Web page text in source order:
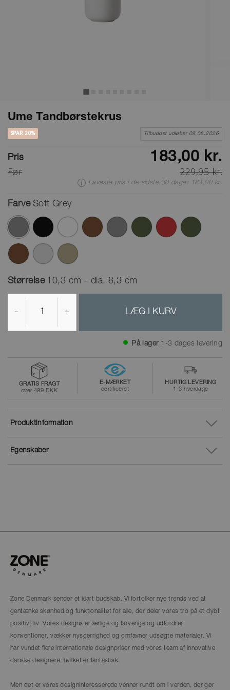
Ume Tandbørstekrus
SPAR 20% Tilbuddet udløber 09.08.2026
Pris 183,00 kr.
Før 229,95 kr.
Laveste pris i de sidste 30 dage: 183,00 kr.
Farve Soft Grey
valgte
Størrelse 10,3 cm - dia. 8,3 cm
- + LÆG I KURV
På lager 1-3 dages levering
GRATIS FRAGT
over 499 DKK
E-MÆRKET
certificeret
HURTIG LEVERING
1-3 hverdage
Egenskaber
Produktinformation
Zone Denmark sender et klart budskab. Vi fortolker nye trends ved at
gentænke skønhed og funktionalitet for alle, der deler vores tro på et dybt
positivt liv. Vores designs er ærlige og farverige og udfordrer
konventioner, vækker nysgerrighed og omfavner udsøgte materialer. Vi
har vundet flere internationale designpriser med vores team af innovative
danske designere, hvilket er fantastisk.
Men det er vores designinteresserede venner rundt om i verden, der gør